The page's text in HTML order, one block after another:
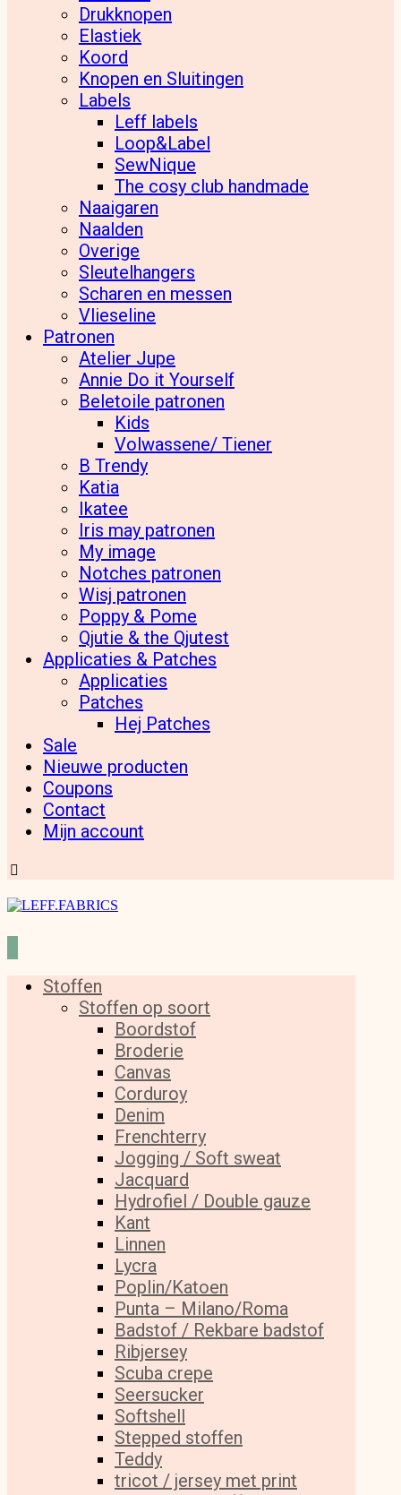
Drukknopen
Elastiek
Koord
Knopen en Sluitingen
Labels
Leff labels
Loop&Label
SewNique
The cosy club handmade
Naaigaren
Naalden
Overige
Sleutelhangers
Scharen en messen
Vlieseline
Patronen
Atelier Jupe
Annie Do it Yourself
Beletoile patronen
Kids
Volwassene/ Tiener
B Trendy
Katia
Ikatee
Iris may patronen
My image
Notches patronen
Wisj patronen
Poppy & Pome
Qjutie & the Qjutest
Applicaties & Patches
Applicaties
Patches
Hej Patches
Sale
Nieuwe producten
Coupons
Contact
Mijn account
Stoffen
Stoffen op soort
Boordstof
Broderie
Canvas
Corduroy
Denim
Frenchterry
Jogging / Soft sweat
Jacquard
Hydrofiel / Double gauze
Kant
Linnen
Lycra
Poplin/Katoen
Punta – Milano/Roma
Badstof / Rekbare badstof
Ribjersey
Scuba crepe
Seersucker
Softshell
Stepped stoffen
Teddy
tricot / jersey met print